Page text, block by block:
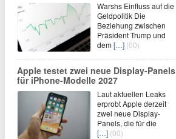
Warshs Einfluss auf die
Geldpolitik Die
Beziehung zwischen
Präsident Trump und
dem[…] (00)
Apple testet zwei neue Display-Panels
für iPhone-Modelle 2027
Laut aktuellen Leaks
erprobt Apple derzeit
zwei neue Display-
Panels, die für die
[…] (00)